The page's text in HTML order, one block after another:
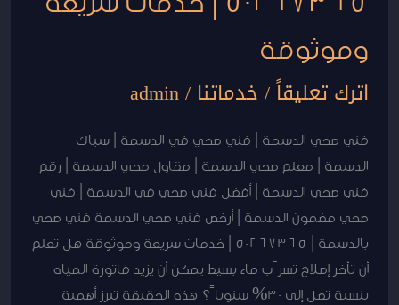
وموثوقة
اترك تعليقاً/خدماتنا /
admin
فني صحي الدسمة | فني صحي في الدسمة | سباك
الدسمة | معلم صحي الدسمة | مقاول صحي الدسمة | رقم
فني صحي الدسمة | أفضل فني صحي في الدسمة | فني
صحي مضمون الدسمة | أرخص فني صحي الدسمة فني صحي
بالدسمة | 50267365 | خدمات سريعة وموثوقة هل تعلم
أن تأخر إصلاح تسرّب ماء بسيط يمكن أن يزيد فاتورة المياه
بنسبة تصل إلى 30% سنوياً؟ هذه الحقيقة تبرز أهمية